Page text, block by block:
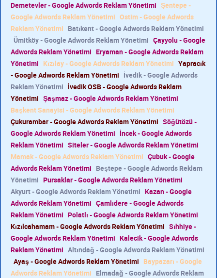
Demetevler - Google Adwords Reklam Yönetimi Şentepe -
Google Adwords Reklam Yönetimi Ostim - Google Adwords
Reklam Yönetimi Batıkent - Google Adwords Reklam Yönetimi
Ümitköy - Google Adwords Reklam Yönetimi Çayyolu - Google
Adwords Reklam Yönetimi Eryaman - Google Adwords Reklam
Yönetimi Kızılay - Google Adwords Reklam Yönetimi Yapracık
- Google Adwords Reklam Yönetimi İvedik - Google Adwords
Reklam Yönetimi İvedik OSB - Google Adwords Reklam
Yönetimi Şaşmaz - Google Adwords Reklam Yönetimi
Başkent Sanayisi - Google Adwords Reklam Yönetimi
Çukurambar - Google Adwords Reklam Yönetimi Söğütözü -
Google Adwords Reklam Yönetimi İncek - Google Adwords
Reklam Yönetimi Siteler - Google Adwords Reklam Yönetimi
Mamak - Google Adwords Reklam Yönetimi Çubuk - Google
Adwords Reklam Yönetimi Beştepe - Google Adwords Reklam
Yönetimi Pursaklar - Google Adwords Reklam Yönetimi
Akyurt - Google Adwords Reklam Yönetimi Kazan - Google
Adwords Reklam Yönetimi Çamlıdere - Google Adwords
Reklam Yönetimi Polatlı - Google Adwords Reklam Yönetimi
Kızılcahamam - Google Adwords Reklam Yönetimi Sıhhiye -
Google Adwords Reklam Yönetimi Kalecik - Google Adwords
Reklam Yönetimi Altındağ - Google Adwords Reklam Yönetimi
Ayaş - Google Adwords Reklam Yönetimi Baypazarı - Google
Adwords Reklam Yönetimi Elmadağ - Google Adwords Reklam